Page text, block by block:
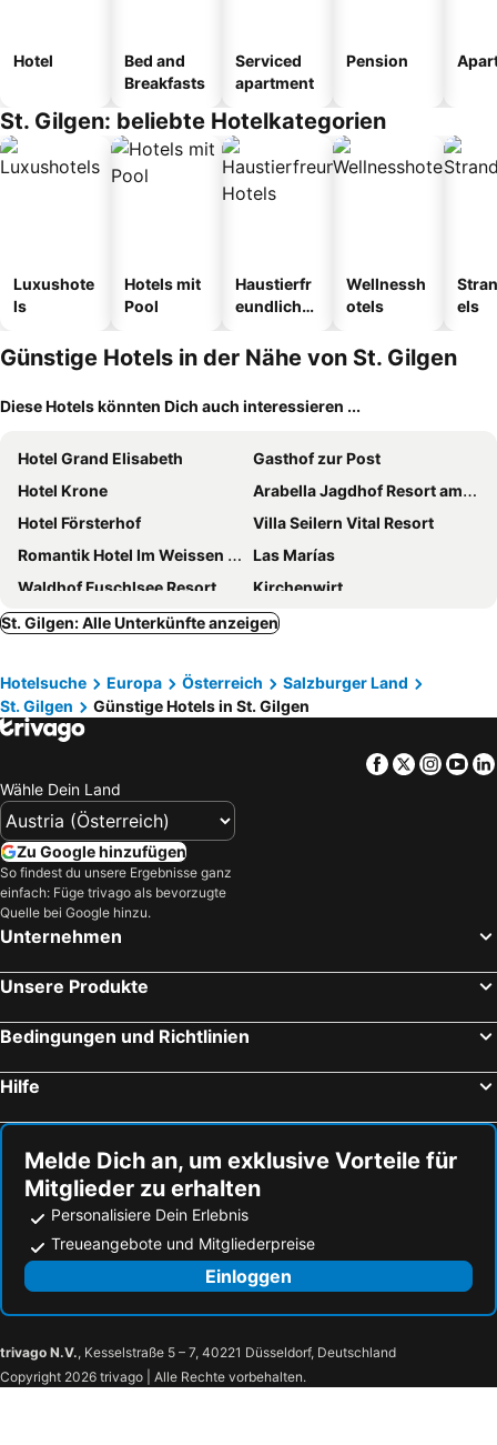
Hotel
Bed and
Breakfasts
Serviced
apartment
Pension
St. Gilgen: beliebte Hotelkategorien
Luxushote
ls
Hotels mit
Pool
Haustierfr
eundliche
Wellnessh
otels
els
Günstige Hotels in der Nähe von St. Gilgen
Diese Hotels könnten Dich auch interessieren ...
Hotel Grand Elisabeth
Gasthof zur Post
Hotel Krone
Arabella Jagdhof Resort am Fuschlsee, a Tribute Portfolio Hotel
Hotel Försterhof
Villa Seilern Vital Resort
Romantik Hotel Im Weissen Rössl am Wolfgangsee
Las Marías
Waldhof Fuschlsee Resort
Kirchenwirt
Hotel Stadler am Attersee
Hotel Carossa bed&breakfast
Gasthof Seestern
Schlosshotel Mondsee
Aktivhotel Föttinger
Hotel Zimmerbräu
Hotel Seerose Wolfgangsee
Hotel Haberl - Attersee
Schwarzes Rössl
Garni Haus Sonnleitn - Adults only
Hotel Hollweger
Voglauerhof
Seehotel Schlick
Cortisen am See
das mondsee
Hotel Sommerhaus
Rosewood Schloss Fuschl
Gasthof zum Pfandl
Hotel Schernthaner
TAUROA Landhaus zu Appesbach
Hotel Seevilla Wolfgangsee
Panorama Hotel Leidingerhof
Hotel Seewinkel
DAS STERN - Rooms - Self Check-In
Hotel Kendler
Hotel Radetzky
Hotel-Pension Falkensteiner
Hotel Garni Wenglhof
Seehotel Billroth
Landhotel Hochlackenhof
Ferienwohnung Dichtlbauer
St. Gilgen: Alle Unterkünfte anzeigen
Hotelsuche Europa Österreich
Salzburger Land
St. Gilgen
Günstige Hotels in St. Gilgen
Facebook
Twitter
Wähle Dein Land
Zu Google hinzufügen
So findest du unsere Ergebnisse ganz
einfach: Füge trivago als bevorzugte
Quelle bei Google hinzu.
Unternehmen
Unsere Produkte
Bedingungen und Richtlinien
Hilfe
Melde Dich an, um exklusive Vorteile für
Mitglieder zu erhalten
Personalisiere Dein Erlebnis
Treueangebote und Mitgliederpreise
Einloggen
trivago N.V., Kesselstraße 5 – 7, 40221 Düsseldorf, Deutschland
Copyright 2026 trivago | Alle Rechte vorbehalten.